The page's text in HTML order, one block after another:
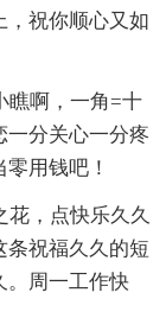
，祝你顺心又如
瞧啊，一角=十
一分关心一分疼
用钱吧！
花，点快乐久久
条祝福久久的短
。周一工作快